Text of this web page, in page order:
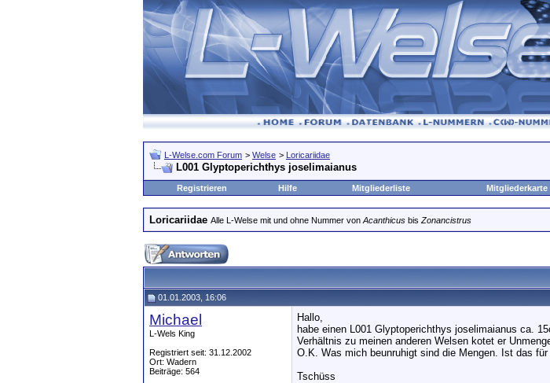
L-Welse.com Forum > Welse > Loricariidae
L001 Glyptoperichthys joselimaianus
Registrieren
Hilfe Mitgliederliste Mitgliederkarte
Loricariidae Alle L-Welse mit und ohne Nummer von Acanthicus bis Zonancistrus
01.01.2003, 16:06
Michael
L-Wels King
Registriert seit: 31.12.2002
Ort: Wadern
Beiträge: 564
Hallo,
habe einen L001 Glyptoperichthys joselimaianus ca.
Verhältnis zu meinen anderen Welsen kotet er
O.K. Was mich beunruhigt sind die Mengen. Ist das
Tschüss